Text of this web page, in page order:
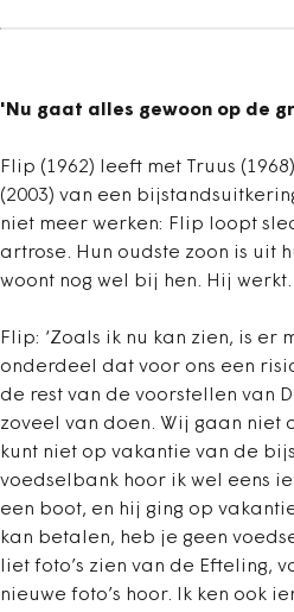
'Nu gaat alles gewoon op de
Flip (1962) leeft met Truus
(2003) van een
niet meer werken: Flip loopt
artrose. Hun oudste zoon is uit
woont nog wel bij hen. Hij werkt.
Flip: ‘Zoals ik nu kan zien, is er
onderdeel dat voor ons een
de rest van de voorstellen van
zoveel van doen. Wij gaan niet
kunt niet op vakantie van de
voedselbank hoor ik wel eens
een boot, en hij ging op
kan betalen, heb je geen
liet foto’s zien van de Efteling,
nieuwe foto’s hoor. Ik ken ook